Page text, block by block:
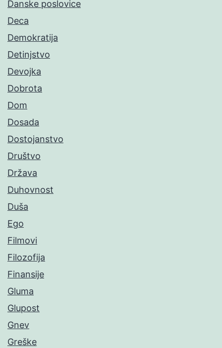
Danske poslovice
Deca
Demokratija
Detinjstvo
Devojka
Dobrota
Dom
Dosada
Dostojanstvo
Društvo
Država
Duhovnost
Duša
Ego
Filmovi
Filozofija
Finansije
Gluma
Glupost
Gnev
Greške